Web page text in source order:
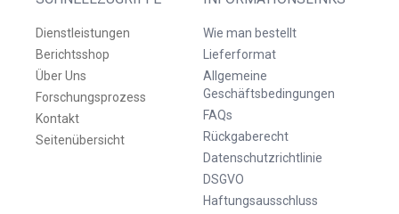
Dienstleistungen
Berichtsshop
Über Uns
Forschungsprozess
Kontakt
Seitenübersicht
Wie man bestellt
Lieferformat
Allgemeine
Geschäftsbedingungen
FAQs
Rückgaberecht
Datenschutzrichtlinie
DSGVO
Haftungsausschluss